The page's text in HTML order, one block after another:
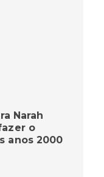
Narah
o
anos 2000